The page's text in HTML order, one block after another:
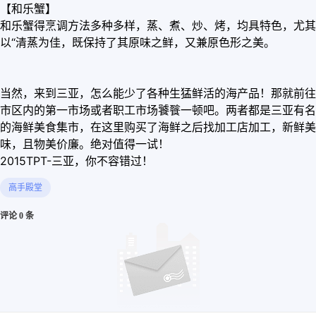
【和乐蟹】
和乐蟹得烹调方法多种多样，蒸、煮、炒、烤，均具特色，尤其
以“清蒸为佳，既保持了其原味之鲜，又兼原色形之美。
当然，来到三亚，怎么能少了各种生猛鲜活的海产品！那就前往
市区内的第一市场或者职工市场饕餮一顿吧。两者都是三亚有名
的海鲜美食集市，在这里购买了海鲜之后找加工店加工，新鲜美
味，且物美价廉。绝对值得一试！
2015TPT-三亚，你不容错过！
高手殿堂
评论 0 条